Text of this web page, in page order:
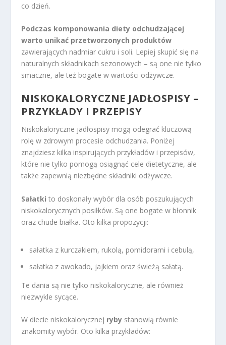
co dzień.
Podczas komponowania diety odchudzającej
warto unikać przetworzonych produktów
zawierających nadmiar cukru i soli. Lepiej skupić się na
naturalnych składnikach sezonowych – są one nie tylko
smaczne, ale też bogate w wartości odżywcze.
NISKOKALORYCZNE JADŁOSPISY –
PRZYKŁADY I PRZEPISY
Niskokaloryczne jadłospisy mogą odegrać kluczową
rolę w zdrowym procesie odchudzania. Poniżej
znajdziesz kilka inspirujących przykładów i przepisów,
które nie tylko pomogą osiągnąć cele dietetyczne, ale
także zapewnią niezbędne składniki odżywcze.
Sałatki to doskonały wybór dla osób poszukujących
niskokalorycznych posiłków. Są one bogate w błonnik
oraz chude białka. Oto kilka propozycji:
sałatka z kurczakiem, rukolą, pomidorami i cebulą,
sałatka z awokado, jajkiem oraz świeżą sałatą.
Te dania są nie tylko niskokaloryczne, ale również
niezwykle sycące.
W diecie niskokalorycznej ryby stanowią równie
znakomity wybór. Oto kilka przykładów: